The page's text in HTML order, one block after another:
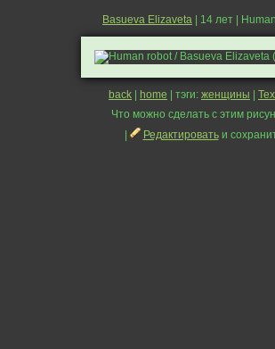
Basueva Elizaveta | 14 лет |
back home | тэги: женщины
Что можно сделать с этим
Редактироватьи